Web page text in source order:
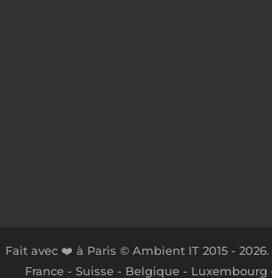
Fait avec ❤️ à Paris © Ambient IT 2015 -
France - Suisse - Belgique -